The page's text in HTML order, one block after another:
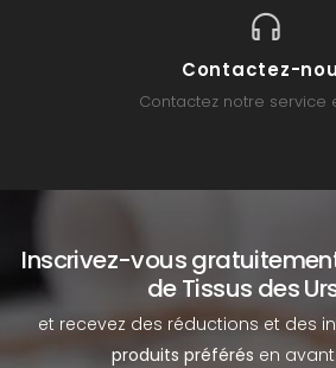
Contactez-
Contactez notre service
Inscrivez-vous
de Tissus des
et recevez des réductions et des
produits préférés en